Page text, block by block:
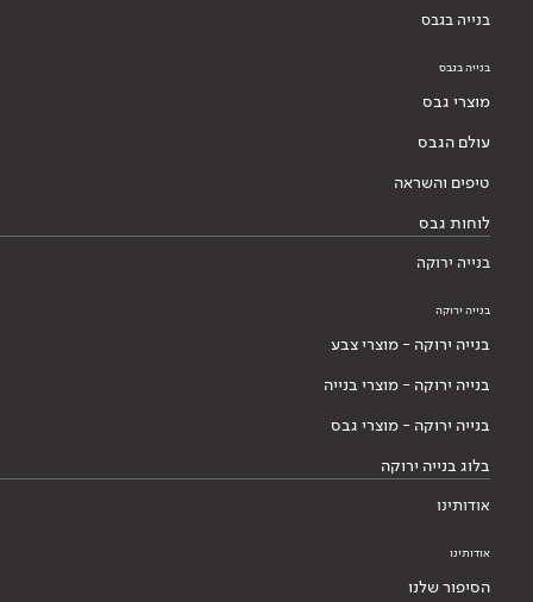
בנייה בגבס
בנייה בגבס
מוצרי גבס
עולם הגבס
טיפים והשראה
לוחות גבס
בנייה ירוקה
בנייה ירוקה
בנייה ירוקה - מוצרי צבע
בנייה ירוקה - מוצרי בנייה
בנייה ירוקה - מוצרי גבס
בלוג בנייה ירוקה
אודותינו
אודותינו
הסיפור שלנו